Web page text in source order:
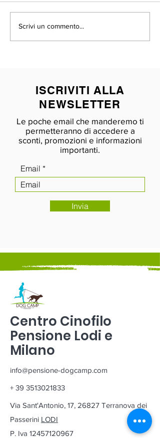
Scrivi un commento...
ISCRIVITI ALLA
NEWSLETTER
Le poche email che manderemo ti
permetteranno di accedere a
sconti, promozioni e informazioni
importanti.
Email
Invia
Centro Cinofilo
Pensione Lodi e
Milano
info@pensione-dogcamp.com
+ 39 3513021833
Via Sant'Antonio, 17, 26827 Terranova dei
Passerini LODI
P. Iva 12457120967